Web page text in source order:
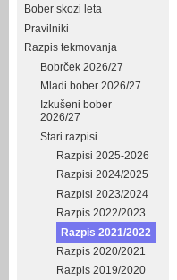
Bober skozi leta
Pravilniki
Razpis tekmovanja
Bobrček 2026/27
Mladi bober 2026/27
Izkušeni bober
2026/27
Stari razpisi
Razpisi 2025-2026
Razpisi 2024/2025
Razpisi 2023/2024
Razpis 2022/2023
Razpis 2021/2022
Razpis 2020/2021
Razpis 2019/2020